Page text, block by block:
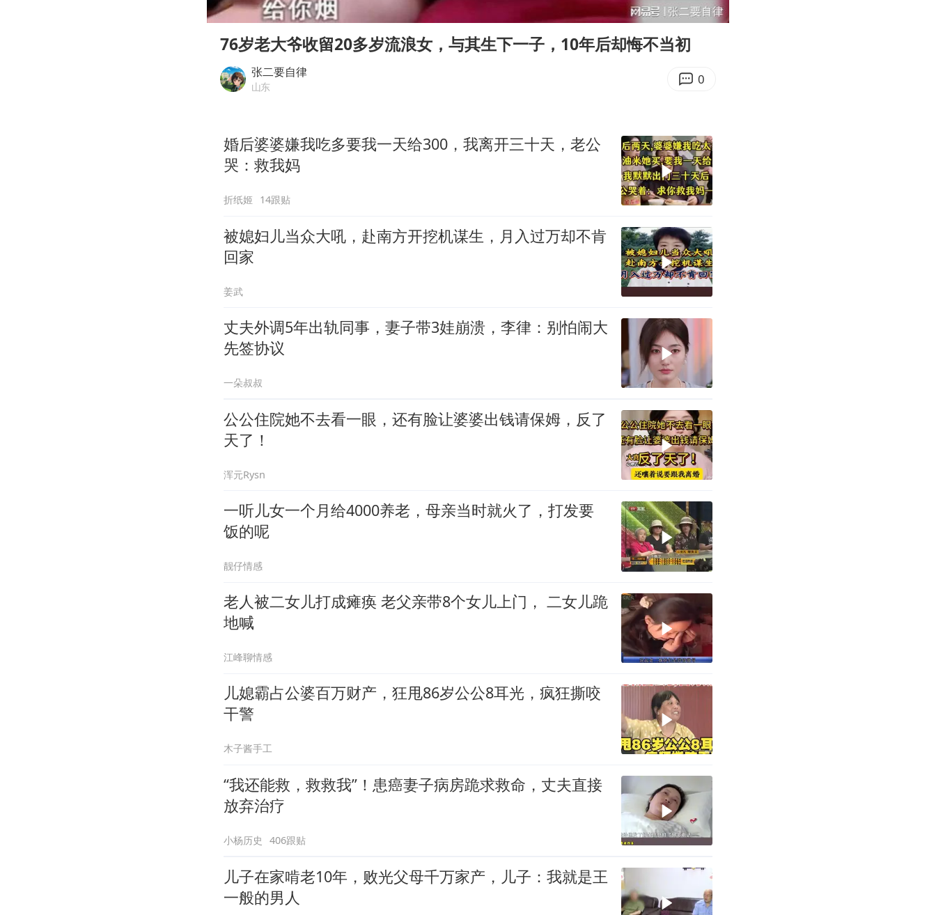
新疆一婚礼线上邀请引热议
世界第1特鲁姆普斯诺克中国赛一轮游
构建更高水平的全民健身公共服务体系
00:00 08:03
Enter
76岁老大爷收留20多岁流浪女，与其生下一子，10年后却悔不当初
张二要自律
山东 0
婚后婆婆嫌我吃多要我一天给300，我离开三十天，老公
哭：救我妈
折纸姬 14跟贴
被媳妇儿当众大吼，赴南方开挖机谋生，月入过万却不肯
回家
姜武
丈夫外调5年出轨同事，妻子带3娃崩溃，李律：别怕闹大
先签协议
一朵叔叔
公公住院她不去看一眼，还有脸让婆婆出钱请保姆，反了
天了！
浑元Rysn
一听儿女一个月给4000养老，母亲当时就火了，打发要
饭的呢
靓仔情感
老人被二女儿打成瘫痪 老父亲带8个女儿上门， 二女儿跪
地喊
江峰聊情感
儿媳霸占公婆百万财产，狂甩86岁公公8耳光，疯狂撕咬
干警
木子酱手工
“我还能救，救救我”！患癌妻子病房跪求救命，丈夫直接
放弃治疗
小杨历史 406跟贴
儿子在家啃老10年，败光父母千万家产，儿子：我就是王
一般的男人